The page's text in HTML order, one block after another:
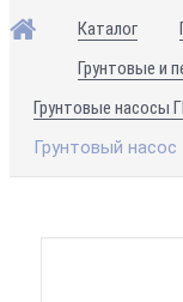
Каталог
Грунтовые и
Грунтовые насосы
Грунтовый